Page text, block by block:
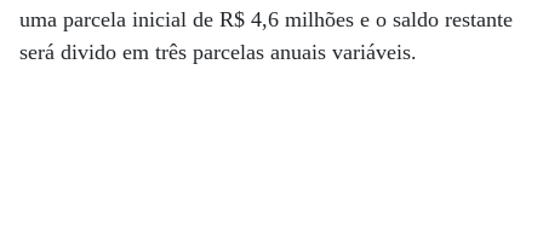
uma parcela inicial de R$ 4,6 milhões e o saldo restante
será divido em três parcelas anuais variáveis.